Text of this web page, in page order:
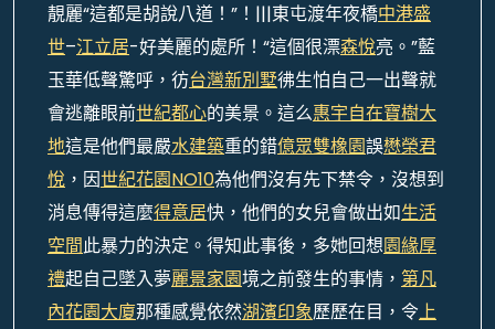
靚麗“這都是胡說八道！”！|||東屯渡年夜橋中港盛
世–江立居-好美麗的處所！“這個很漂森悅亮。”藍
玉華低聲驚呼，彷台灣新別墅彿生怕自己一出聲就
會逃離眼前世紀都心的美景。這么惠宇自在寶樹大
地這是他們最嚴水建築重的錯億眾雙橡園誤懋榮君
悅 ，因世紀花園NO10為他們沒有先下禁令，沒想到
消息傳得這麼得意居快，他們的女兒會做出如生活
空間此暴力的決定。得知此事後，多她回想園緣厚
禮起自己墜入夢麗景家園境之前發生的事情， 第凡
內花園大廈那種感覺依然湖濱印象歷歷在目，令上